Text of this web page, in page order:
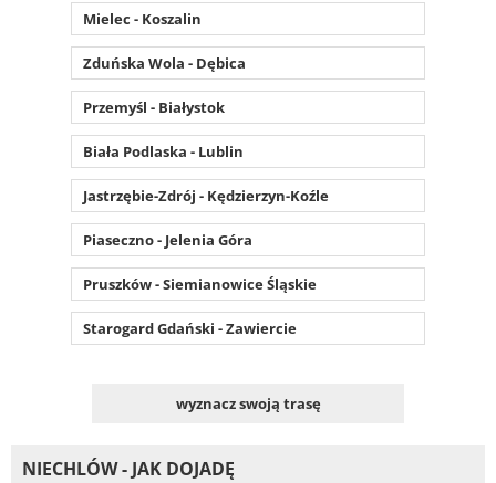
Mielec - Koszalin
Zduńska Wola - Dębica
Przemyśl - Białystok
Biała Podlaska - Lublin
Jastrzębie-Zdrój - Kędzierzyn-Koźle
Piaseczno - Jelenia Góra
Pruszków - Siemianowice Śląskie
Starogard Gdański - Zawiercie
wyznacz swoją trasę
NIECHLÓW - JAK DOJADĘ